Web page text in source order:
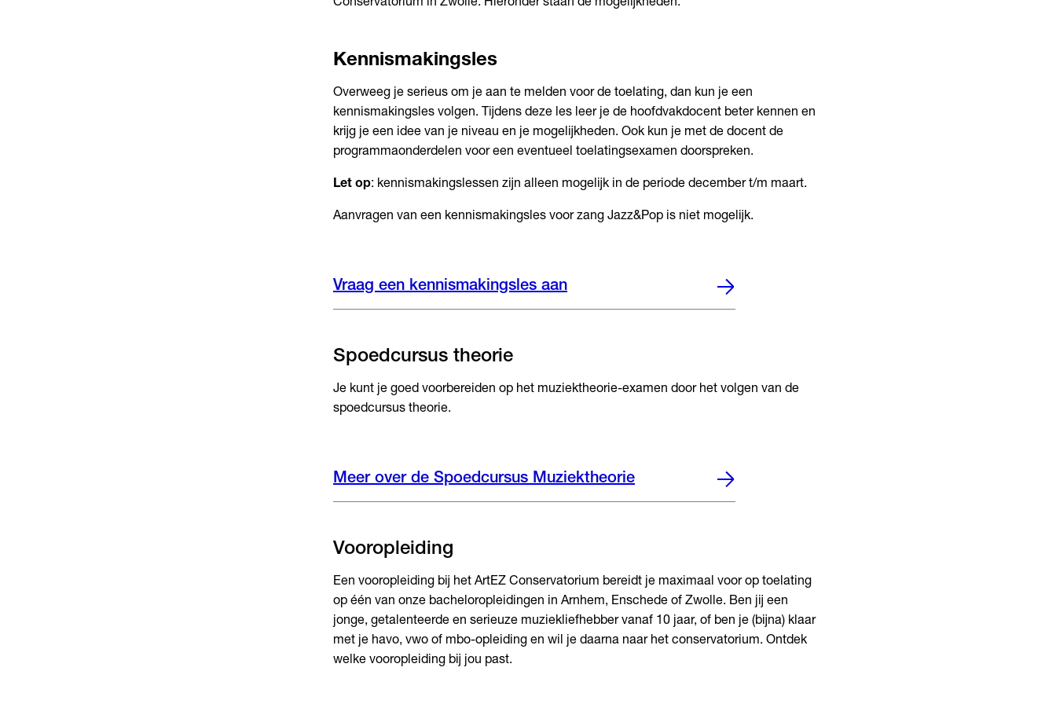
Conservatorium in Zwolle. Hieronder staan de mogelijkheden.
Kennismakingsles
Overweeg je serieus om je aan te melden voor de toelating, dan kun je een
kennismakingsles volgen. Tijdens deze les leer je de hoofdvakdocent beter kennen en
krijg je een idee van je niveau en je mogelijkheden. Ook kun je met de docent de
programmaonderdelen voor een eventueel toelatingsexamen doorspreken.
Let op: kennismakingslessen zijn alleen mogelijk in de periode december t/m maart.
Aanvragen van een kennismakingsles voor zang Jazz&Pop is niet mogelijk.
Vraag een kennismakingsles aan
Spoedcursus theorie
Je kunt je goed voorbereiden op het muziektheorie-examen door het volgen van de
spoedcursus theorie.
Meer over de Spoedcursus Muziektheorie
Vooropleiding
Een vooropleiding bij het ArtEZ Conservatorium bereidt je maximaal voor op toelating
op één van onze bacheloropleidingen in Arnhem, Enschede of Zwolle. Ben jij een
jonge, getalenteerde en serieuze muziekliefhebber vanaf 10 jaar, of ben je (bijna) klaar
met je havo, vwo of mbo-opleiding en wil je daarna naar het conservatorium. Ontdek
welke vooropleiding bij jou past.